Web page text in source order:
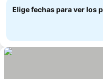
Elige fechas para ver los